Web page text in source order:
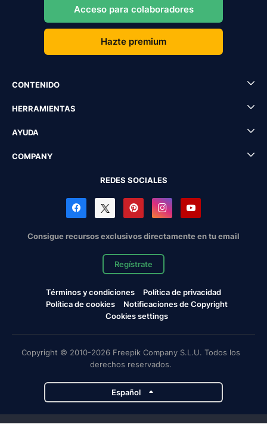
Acceso para colaboradores
Hazte premium
CONTENIDO
HERRAMIENTAS
AYUDA
COMPANY
REDES SOCIALES
Consigue recursos exclusivos directamente en tu email
Regístrate
Términos y condiciones
Política de privacidad
Política de cookies
Notificaciones de Copyright
Cookies settings
Copyright © 2010-2026 Freepik Company S.L.U. Todos los
derechos reservados.
Español